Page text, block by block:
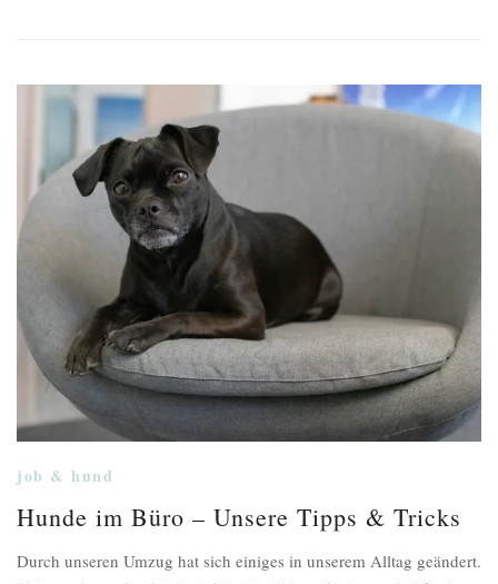
job & hund
Hunde im Büro – Unsere Tipps & Tricks
Durch unseren Umzug hat sich einiges in unserem Alltag geändert.